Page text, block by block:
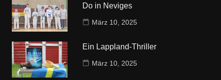
Do in Neviges
März 10, 2025
Ein Lappland-Thriller
März 10, 2025